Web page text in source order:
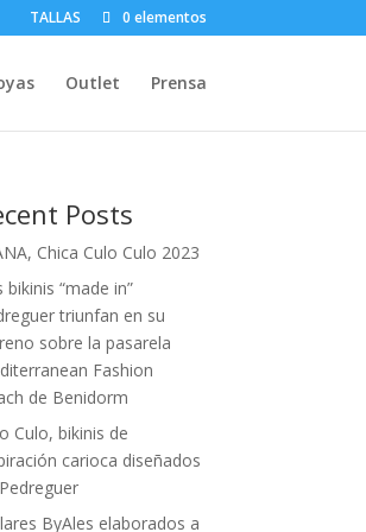
TALLAS 0 elementos
Outlet Prensa
Posts
Chica Culo Culo 2023
bikinis “made in”
triunfan en su
sobre la pasarela
Fashion
de Benidorm
Culo, bikinis de
carioca diseñados
ByAles elaborados a